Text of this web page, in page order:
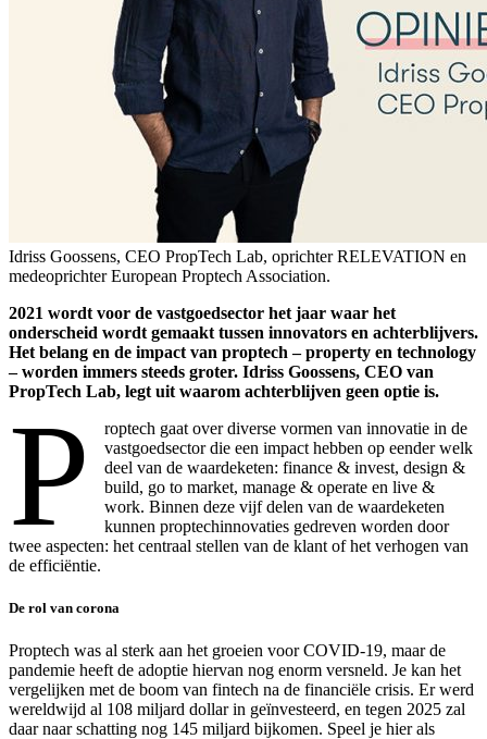
Idriss Goossens, CEO PropTech Lab, oprichter RELEVATION en
medeoprichter European Proptech Association.
2021 wordt voor de vastgoedsector het jaar waar het
onderscheid wordt gemaakt tussen innovators en achterblijvers.
Het belang en de impact van proptech – property en technology
– worden immers steeds groter. Idriss Goossens, CEO van
PropTech Lab, legt uit waarom achterblijven geen optie is.
P
roptech gaat over diverse vormen van innovatie in de
vastgoedsector die een impact hebben op eender welk
deel van de waardeketen: finance & invest, design &
build, go to market, manage & operate en live &
work. Binnen deze vijf delen van de waardeketen
kunnen proptechinnovaties gedreven worden door
twee aspecten: het centraal stellen van de klant of het verhogen van
de efficiëntie.
De rol van corona
Proptech was al sterk aan het groeien voor COVID-19, maar de
pandemie heeft de adoptie hiervan nog enorm versneld. Je kan het
vergelijken met de boom van fintech na de financiële crisis. Er werd
wereldwijd al 108 miljard dollar in geïnvesteerd, en tegen 2025 zal
daar naar schatting nog 145 miljard bijkomen. Speel je hier als